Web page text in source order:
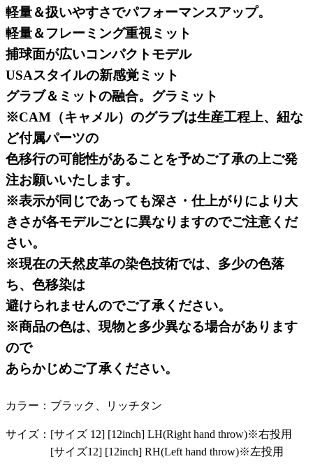
軽量＆扱いやすさでパフォーマンスアップ。
軽量＆フレーミング重視ミット
捕球面が広いコンパクトモデル
USAスタイルの新感覚ミット
グラブ＆ミットの融合。グラミット
※CAM（キャメル）のグラブは生産工程上、紐な
ど付属パーツの
色移行の可能性があることを予めご了承の上ご発
注お願いいたします。
※表示が同じであっても深さ・仕上がりにより大
きさが各モデルごとに異なりますのでご注意くだ
さい。
※現在の天然皮革の染色技術では、多少の色落
ち、色移染は
避けられませんのでご了承ください。
※商品の色は、現物と多少異なる場合があります
ので
あらかじめご了承ください。
カラー ブラック、リッチタン
サイズ
[サイズ 12] [12inch] LH(Right hand throw)※右投用
[サイズ12] [12inch] RH(Left hand throw)※左投用